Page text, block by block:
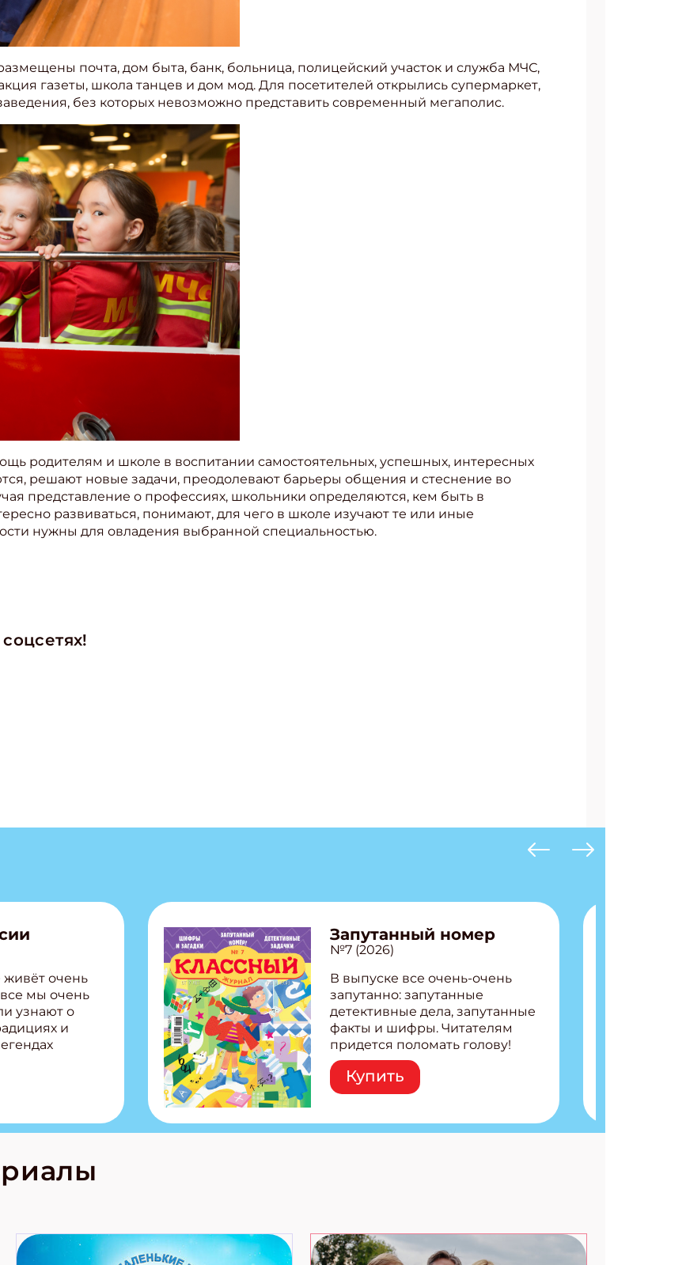
почта, дом быта, банк, больница, полицейский участок и служба МЧС,
газеты, школа танцев и дом мод. Для посетителей открылись супермаркет,
без которых невозможно представить современный мегаполис.
родителям и школе в воспитании самостоятельных, успешных, интересных
решают новые задачи, преодолевают барьеры общения и стеснение во
представление о профессиях, школьники определяются, кем быть в
развиваться, понимают, для чего в школе изучают те или иные
нужны для овладения выбранной специальностью.
очень
мы очень
узнают о
и
Внутри:
и
игра
Традиционные
Запутанный номер
№7 (2026)
В выпуске все очень-очень
запутанно: запутанные
детективные дела, запутанные
факты и шифры. Читателям
придется поломать голову!
Внутри: Шифры и
расшифровки Плетем
запутанные поделки
Ищем коды 3 комикса
Купить